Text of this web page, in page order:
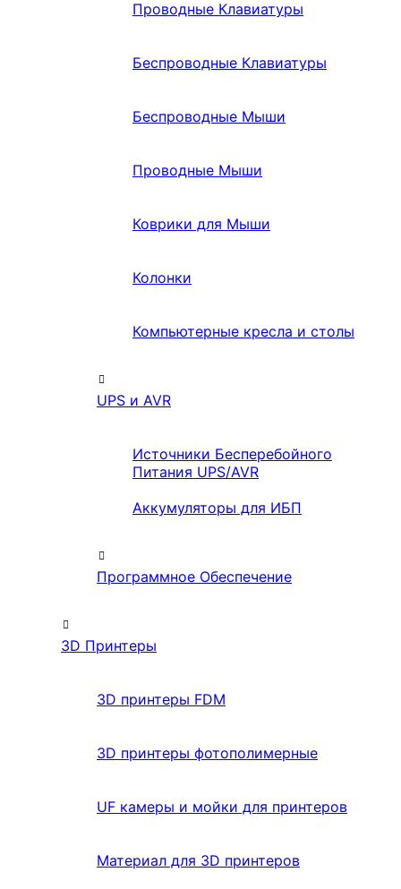
Проводные Клавиатуры
Беспроводные Клавиатуры
Беспроводные Мыши
Проводные Мыши
Коврики для Мыши
Колонки
Компьютерные кресла и столы
UPS и AVR
Источники Бесперебойного
Питания UPS/AVR
Аккумуляторы для ИБП
Программное Обеспечение
3D Принтеры
3D принтеры FDM
3D принтеры фотополимерные
UF камеры и мойки для принтеров
Материал для 3D принтеров